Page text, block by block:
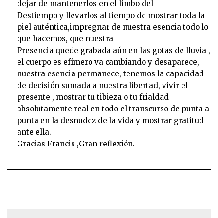
dejar de mantenerlos en el limbo del
Destiempo y llevarlos al tiempo de mostrar toda la
piel auténtica,impregnar de nuestra esencia todo lo
que hacemos, que nuestra
Presencia quede grabada aún en las gotas de lluvia ,
el cuerpo es efímero va cambiando y desaparece,
nuestra esencia permanece, tenemos la capacidad
de decisión sumada a nuestra libertad, vivir el
presente , mostrar tu tibieza o tu frialdad
absolutamente real en todo el transcurso de punta a
punta en la desnudez de la vida y mostrar gratitud
ante ella.
Gracias Francis ,Gran reflexión.